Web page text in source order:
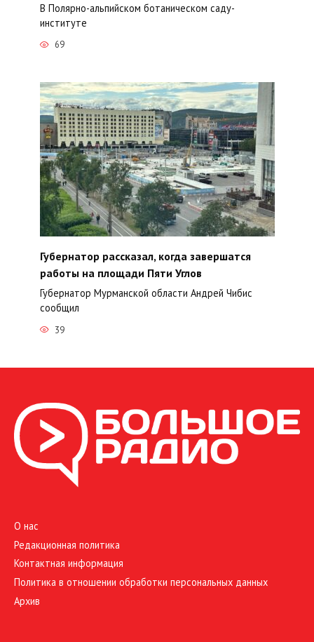
В Полярно-альпийском ботаническом саду-
институте
69
Губернатор рассказал, когда завершатся
работы на площади Пяти Углов
Губернатор Мурманской области Андрей Чибис
сообщил
39
О нас
Редакционная политика
Контактная информация
Политика в отношении обработки персональных данных
Архив